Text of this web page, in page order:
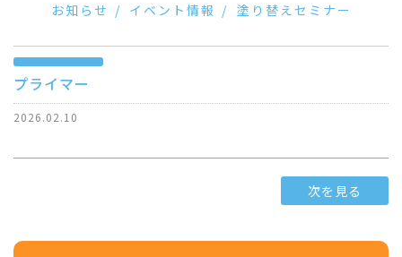
お知らせ
イベント情報 塗り替えセミナー
プライマー
2026.02.10
次を見る